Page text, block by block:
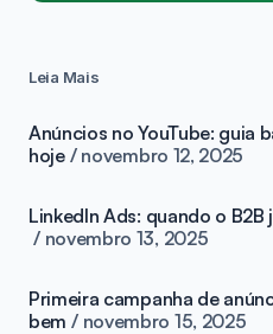
Leia Mais
Anúncios no YouTube: guia
hoje
novembro 12, 2025
LinkedIn Ads: quando o
novembro 13, 2025
Primeira campanha de
bem
novembro 15, 2025